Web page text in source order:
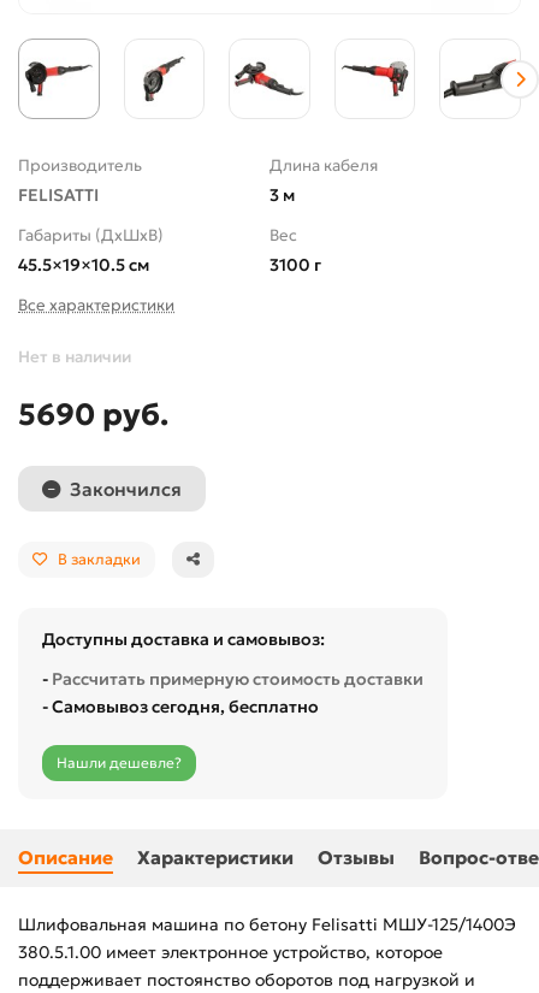
Производитель
FELISATTI
Длина кабеля
3 м
Габариты (ДхШхВ)
45.5×19×10.5 см
Вес
3100 г
Все характеристики
Нет в наличии
5690 руб.
Закончился
В закладки
Доступны доставка и самовывоз:
- Рассчитать примерную стоимость доставки
- Самовывоз сегодня, бесплатно
Нашли дешевле?
Описание Характеристики Отзывы Вопрос-
Шлифовальная машина по бетону Felisatti МШУ-125/1400Э
380.5.1.00 имеет электронное устройство, которое
поддерживает постоянство оборотов под нагрузкой и